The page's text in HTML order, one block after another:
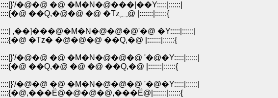
�@�@ �@ �M�N�@���|��Y:::::|::::::|
�@�@�@�@�@�@�@ |:::::|::::::{�@ ��Q,�@�@ �@ �Tz؁@ |:::::::|::::::{
,��]���@�M�N�@�@�@'�@ �Y:::::|::::::|
�Tz� �@�@�@ ��Q,�@ |:::::::|::::::{
�@�@ �@ �M�N�@�@�@ '�@�Y:::::|::::::|
��Q,�@ �@ �@ ��Q,�@ |:::::::|::::::{
�@�@ �@ �M�N�@�@�@ '�@�Y:::::|::::::|